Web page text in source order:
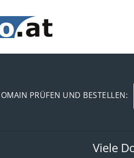
PRÜFEN UND BESTELLEN:
Viele